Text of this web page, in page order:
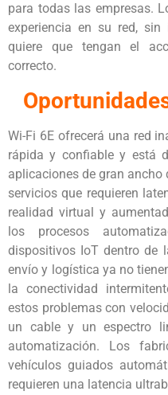
para todas las empresas.
experiencia en su red,
quiere que tengan el
correcto.
Wi-Fi 6E ofrecerá una red
rápida y confiable y está
aplicaciones de gran
servicios que requieren
realidad virtual y
los procesos
dispositivos IoT dentro de
envío y logística ya no
la conectividad
estos problemas con
un cable y un espectro
automatización. Los
vehículos guiados
requieren una latencia